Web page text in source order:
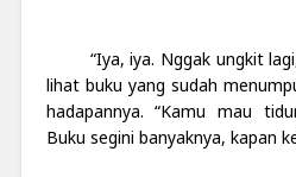
“Iya, iya. Nggak ungkit
lihat buku yang sudah
hadapannya. “Kamu mau
Buku segini banyaknya, kapan